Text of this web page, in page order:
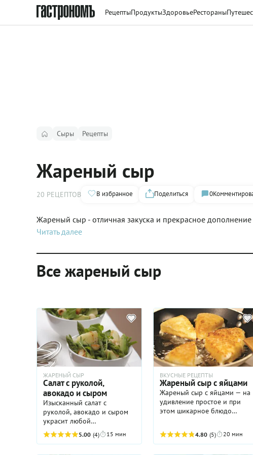
РецептыПродуктыЗдоровьеРестораны
Сыры Рецепты
Жареный сыр
20 РЕЦЕПТОВ В избранное Поделиться 0
Жареный сыр - отличная закуска и прекрасное
Читать далее
Все жареный сыр
ЖАРЕНЫЙ СЫР
Салат с руколой,
авокадо и сыром
Изысканный салат с
руколой, авокадо и сыром
украсит любой
праздничный стол,
особенно подойдет он для
5.00 (4) 15 мин
ВКУСНЫЕ РЕЦЕПТЫ
Жареный сыр с яйцами
Жареный сыр с яйцами — на
удивление простое и при
этом шикарное блюдо
можно подать в качестве
легкой горячей закуски на
стол, сопроводив свежими
4.80 (5) 20 мин